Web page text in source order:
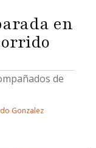
en
de
Gonzalez